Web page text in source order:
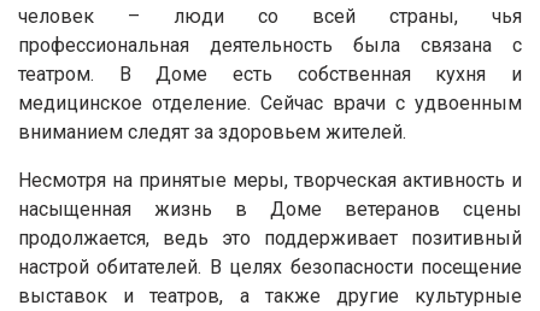
человек – люди со всей страны, чья
профессиональная деятельность была связана с
театром. В Доме есть собственная кухня и
медицинское отделение. Сейчас врачи с удвоенным
вниманием следят за здоровьем жителей.
Несмотря на принятые меры, творческая активность и
насыщенная жизнь в Доме ветеранов сцены
продолжается, ведь это поддерживает позитивный
настрой обитателей. В целях безопасности посещение
выставок и театров, а также другие культурные